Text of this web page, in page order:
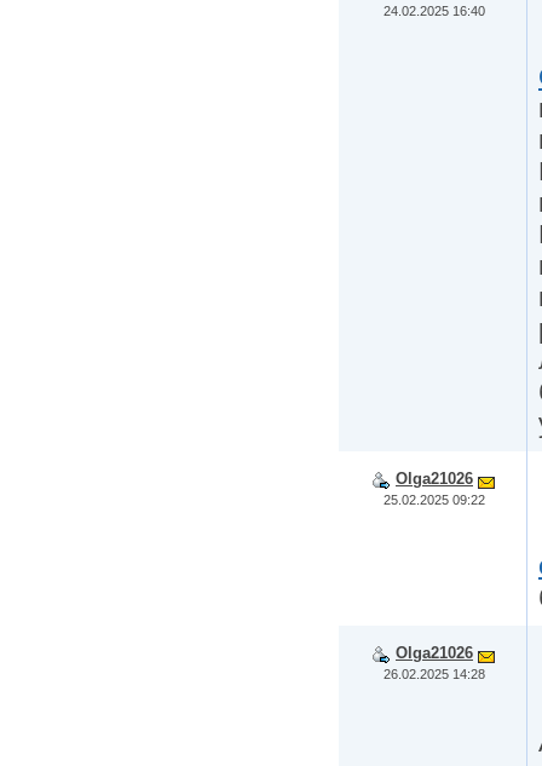
24.02.2025 16:40
Olga21026
25.02.2025 09:22
Olga21026
26.02.2025 14:28